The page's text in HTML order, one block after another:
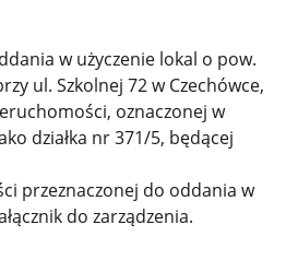
w użyczenie lokal o pow.
ul. Szkolnej 72 w Czechówce,
oznaczonej w
działka nr 371/5, będącej
przeznaczonej do oddania w
do zarządzenia.